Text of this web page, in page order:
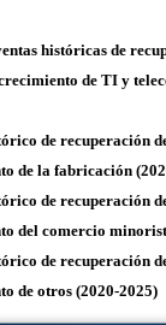
históricas de
de TI y
de recuperación
de la fabricación
de recuperación
del comercio
de recuperación
de otros (2020-2025)